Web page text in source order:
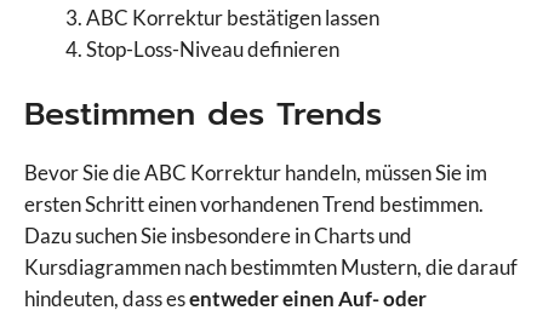
ABC Korrektur bestätigen lassen
Stop-Loss-Niveau definieren
Bestimmen des Trends
Bevor Sie die ABC Korrektur handeln, müssen Sie im
ersten Schritt einen vorhandenen Trend bestimmen.
Dazu suchen Sie insbesondere in Charts und
Kursdiagrammen nach bestimmten Mustern, die darauf
hindeuten, dass esentweder einen Auf- oder